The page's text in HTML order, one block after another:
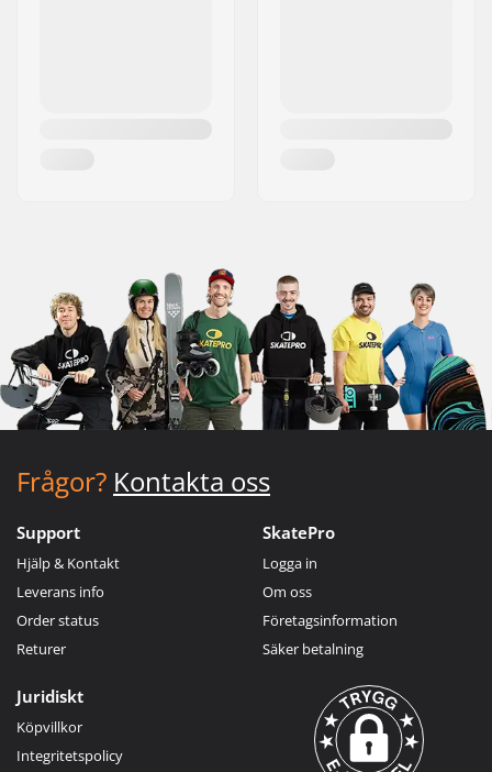
Frågor? Kontakta oss
Support
Hjälp & Kontakt
Leverans info
Order status
Returer
SkatePro
Logga in
Om oss
Företagsinformation
Säker betalning
Juridiskt
Köpvillkor
Integritetspolicy